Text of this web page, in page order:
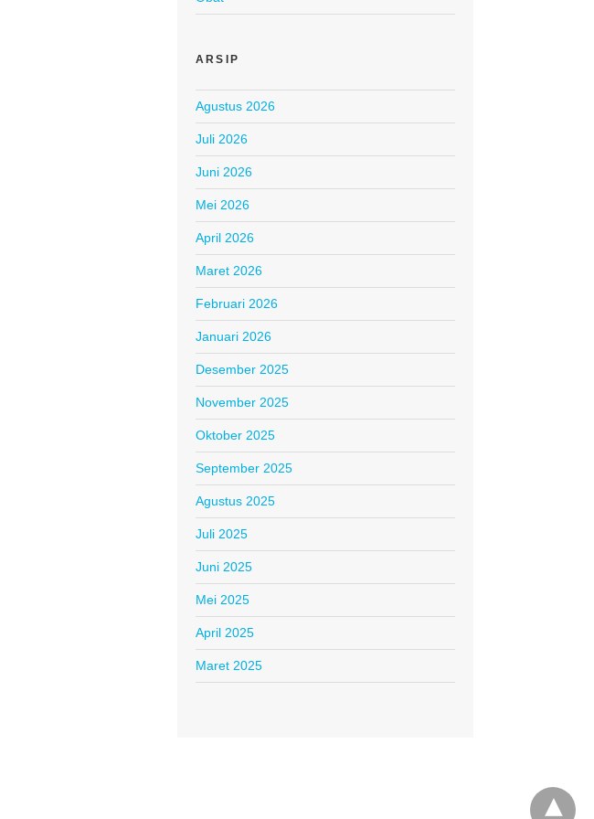
ARSIP
Agustus 2026
Juli 2026
Juni 2026
Mei 2026
April 2026
Maret 2026
Februari 2026
Januari 2026
Desember 2025
November 2025
Oktober 2025
September 2025
Agustus 2025
Juli 2025
Juni 2025
Mei 2025
April 2025
Maret 2025